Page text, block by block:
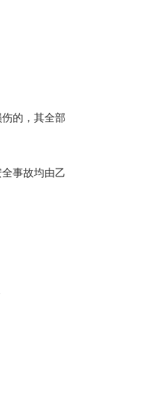
的，其全部
事故均由乙